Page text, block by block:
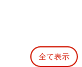
全て表示